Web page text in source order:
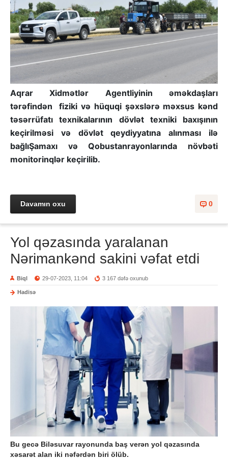
Aqrar Xidmətlər Agentliyinin əməkdaşları
tərəfindən fiziki və hüquqi şəxslərə məxsus kənd
təsərrüfatı texnikalarının dövlət texniki baxışının
keçirilməsi və dövlət qeydiyyatına alınması ilə
bağlıŞamaxı və Qobustanrayonlarında növbəti
monitorinqlər keçirilib.
0
Davamın oxu
Yol qəzasında yaralanan
Nərimankənd sakini vəfat etdi
Biql 29-07-2023, 11:04 3 167 dəfə oxunub
Hadisə
Bu gecə Biləsuvar rayonunda baş verən yol qəzasında
xəsarət alan iki nəfərdən biri ölüb.